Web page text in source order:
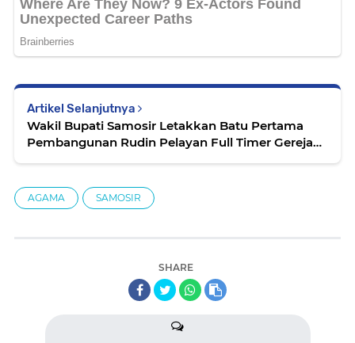
Artikel Selanjutnya
Wakil Bupati Samosir Letakkan Batu Pertama
Pembangunan Rudin Pelayan Full Timer Gereja
AGAMA SAMOSIR
SHARE